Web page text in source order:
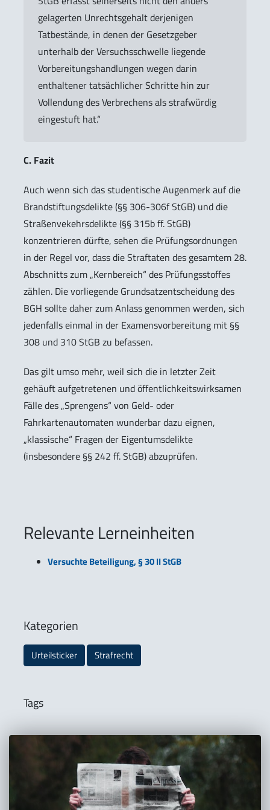
gelagerten Unrechtsgehalt derjenigen
Tatbestände, in denen der Gesetzgeber
unterhalb der Versuchsschwelle liegende
Vorbereitungshandlungen wegen darin
enthaltener tatsächlicher Schritte hin zur
Vollendung des Verbrechens als strafwürdig
eingestuft hat.“
C. Fazit
Auch wenn sich das studentische Augenmerk auf die
Brandstiftungsdelikte (§§ 306-306f StGB) und die
Straßenvekehrsdelikte (§§ 315b ff. StGB)
konzentrieren dürfte, sehen die Prüfungsordnungen
in der Regel vor, dass die Straftaten des gesamtem 28.
Abschnitts zum „Kernbereich“ des Prüfungsstoffes
zählen. Die vorliegende Grundsatzentscheidung des
BGH sollte daher zum Anlass genommen werden, sich
jedenfalls einmal in der Examensvorbereitung mit §§
308 und 310 StGB zu befassen.
Das gilt umso mehr, weil sich die in letzter Zeit
gehäuft aufgetretenen und öffentlichkeitswirksamen
Fälle des „Sprengens“ von Geld- oder
Fahrkartenautomaten wunderbar dazu eignen,
„klassische“ Fragen der Eigentumsdelikte
(insbesondere §§ 242 ff. StGB) abzuprüfen.
Relevante Lerneinheiten
Versuchte Beteiligung, § 30 II StGB
Kategorien
Urteilsticker Strafrecht
Tags